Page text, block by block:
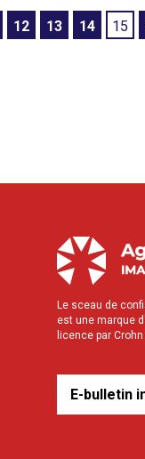
12 13 14 15
Le sceau de
est une marque
licence par
E-bulletin